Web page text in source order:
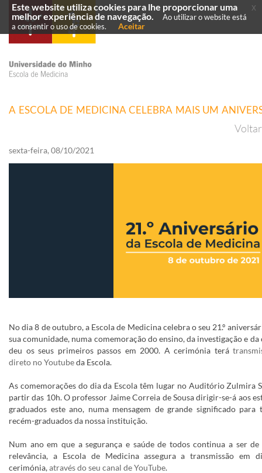
A ESCOLA DE MEDICINA CELEBRA MAIS UM
Voltar
sexta-feira, 08/10/2021
No dia 8 de outubro, a Escola de Medicina celebra o seu 21.º
sua comunidade, numa comemoração do ensino, da investigação e da
deu os seus primeiros passos em 2000. A cerimónia terá
direto no Youtubeda Escola.
As comemorações do dia da Escola têm lugar no Auditório Zulmira
partir das 10h.O professor Jaime Correia de Sousa dirigir-se-á aos
graduados este ano, numa mensagem de grande significado para
recém-graduados da nossa instituição.
Num ano em que a segurança e saúde de todos continua a ser de
relevância, a Escola de Medicina assegura a transmissão em
cerimónia,através do seu canal de YouTube.
Este website utiliza cookies para lhe proporcionar uma
melhor experiência de navegação.
Ao utilizar o website está
a consentir o uso de cookies.
Aceitar
x